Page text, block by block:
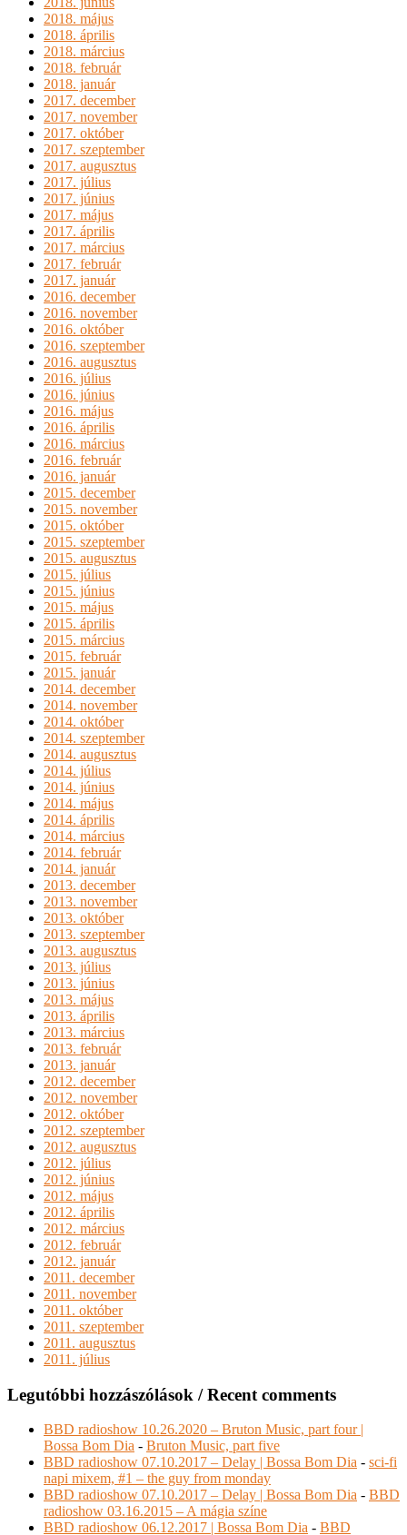
2018. május
2018. április
2018. március
2018. február
2018. január
2017. december
2017. november
2017. október
2017. szeptember
2017. augusztus
2017. július
2017. június
2017. május
2017. április
2017. március
2017. február
2017. január
2016. december
2016. november
2016. október
2016. szeptember
2016. augusztus
2016. július
2016. június
2016. május
2016. április
2016. március
2016. február
2016. január
2015. december
2015. november
2015. október
2015. szeptember
2015. augusztus
2015. július
2015. június
2015. május
2015. április
2015. március
2015. február
2015. január
2014. december
2014. november
2014. október
2014. szeptember
2014. augusztus
2014. július
2014. június
2014. május
2014. április
2014. március
2014. február
2014. január
2013. december
2013. november
2013. október
2013. szeptember
2013. augusztus
2013. július
2013. június
2013. május
2013. április
2013. március
2013. február
2013. január
2012. december
2012. november
2012. október
2012. szeptember
2012. augusztus
2012. július
2012. június
2012. május
2012. április
2012. március
2012. február
2012. január
2011. december
2011. november
2011. október
2011. szeptember
2011. augusztus
2011. július
Legutóbbi hozzászólások / Recent comments
BBD radioshow 10.26.2020 – Bruton Music, part four |
Bossa Bom Dia - Bruton Music, part five
BBD radioshow 07.10.2017 – Delay | Bossa Bom Dia - sci-fi
napi mixem, #1 – the guy from monday
BBD radioshow 07.10.2017 – Delay | Bossa Bom Dia - BBD
radioshow 03.16.2015 – A mágia színe
BBD radioshow 06.12.2017 | Bossa Bom Dia - BBD